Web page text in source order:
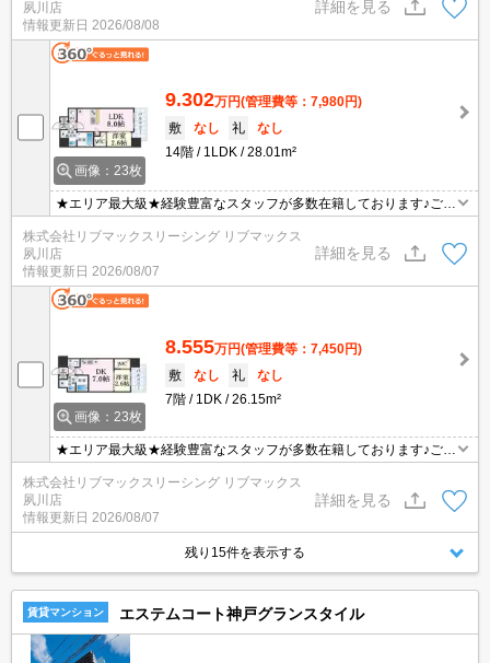
問題ありません♪弊社ではネットに掲載されている物件も全てご紹介
可能になりますので気になる物件は全て申し付けください★インタ
ーネット無料★
夙川店
情報更新日 2026/08/08
詳細を見る
画像：23枚
9.302万円(管理費等：7,980円)
敷
なし 礼
なし
14階
1LDK 28.01m²
★エリア最大級★経験豊富なスタッフが多数在籍しております♪ご要
望がありましたらお申し付けください！初期費用クレジット支払可
能！オンライン内覧・オンライン契約等弊社に一度も来店せずとも
問題ありません♪弊社ではネットに掲載されている物件も全てご紹介
可能になりますので気になる物件は全て申し付けください★
株式会社リブマックスリーシング リブマックス
夙川店
情報更新日 2026/08/07
詳細を見る
画像：23枚
8.555万円(管理費等：7,450円)
敷
なし 礼
なし
7階
1DK 26.15m²
★エリア最大級★経験豊富なスタッフが多数在籍しております♪ご要
能！オンライン内覧・オンライン契約等弊社に一度も来店せずとも
問題ありません♪弊社ではネットに掲載されている物件も全てご紹介
可能になりますので気になる物件は全て申し付けください★
株式会社リブマックスリーシング リブマックス
夙川店
情報更新日 2026/08/07
詳細を見る
残り15件を表示する
賃貸マンション エステムコート神戸グランスタイル